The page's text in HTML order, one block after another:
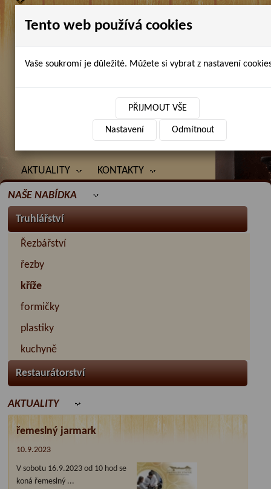
AKTUALITY KONTAKTY
NAŠE NABÍDKA
Truhlářství
Řezbářství
řezby
kříže
formičky
plastiky
kuchyně
Restaurátorství
AKTUALITY
řemeslný jarmark
10.9.2023
V sobotu 16.9.2023 od 10 hod se
koná řemeslný ...
Tento web používá cookies
Vaše soukromí je důležité. Můžete si vybrat z nastavení
PŘIJMOUT VŠE
Nastavení Odmítnout